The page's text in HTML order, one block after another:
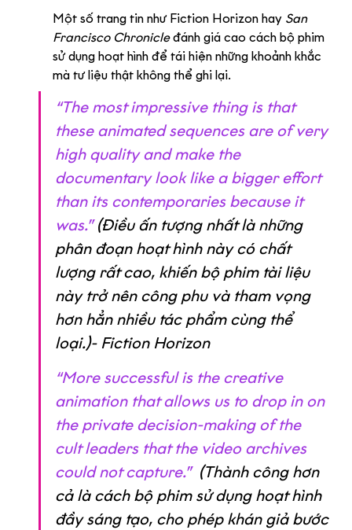
Một số trang tin như Fiction Horizon hay San
Francisco Chronicle đánh giá cao cách bộ phim
sử dụng hoạt hình để tái hiện những khoảnh khắc
mà tư liệu thật không thể ghi lại.
“The most impressive thing is that
these animated sequences are of very
high quality and make the
documentary look like a bigger effort
than its contemporaries because it
was.” (Điều ấn tượng nhất là những
phân đoạn hoạt hình này có chất
lượng rất cao, khiến bộ phim tài liệu
này trở nên công phu và tham vọng
hơn hẳn nhiều tác phẩm cùng thể
loại.)- Fiction Horizon
“More successful is the creative
animation that allows us to drop in on
the private decision-making of the
cult leaders that the video archives
could not capture.” (Thành công hơn
cả là cách bộ phim sử dụng hoạt hình
đầy sáng tạo, cho phép khán giả bước